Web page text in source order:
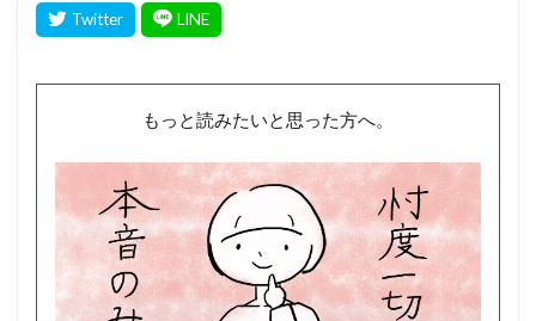
もっと読みたいと思った方へ。